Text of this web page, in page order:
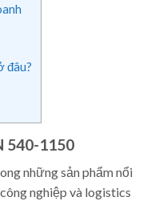
đâu?
540-1150
những sản phẩm nổi
nghiệp và logistics